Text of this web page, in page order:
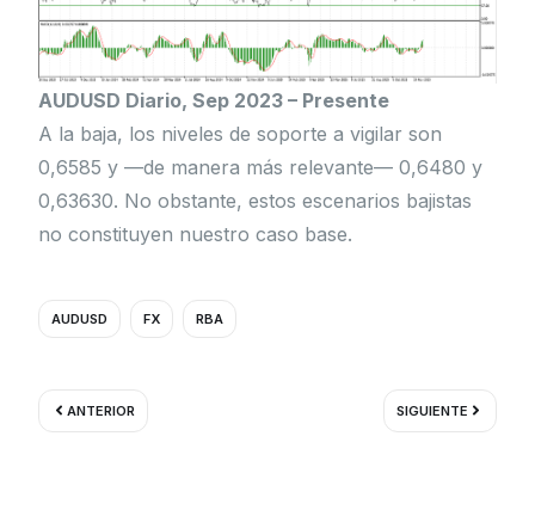
AUDUSD Diario, Sep 2023 – Presente
A la baja, los niveles de soporte a vigilar son
0,6585 y —de manera más relevante— 0,6480 y
0,63630. No obstante, estos escenarios bajistas
no constituyen nuestro caso base.
AUDUSD FX RBA
ANTERIOR SIGUIENTE
Siguiente